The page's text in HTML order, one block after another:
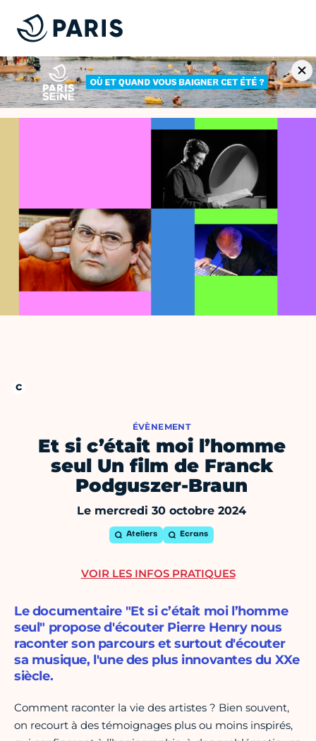
ÉVÈNEMENT
Et si c’était moi l’homme
seul Un film de Franck
Podguszer-Braun
Le mercredi 30 octobre 2024
Ateliers Ecrans
Le documentaire "Et si c’était moi l’homme
seul" propose d'écouter Pierre Henry nous
raconter son parcours et surtout d'écouter
sa musique, l'une des plus innovantes du XXe
siècle.
Comment raconter la vie des artistes ? Bien souvent,
on recourt à des témoignages plus ou moins inspirés,
VOIR LES INFOS PRATIQUES